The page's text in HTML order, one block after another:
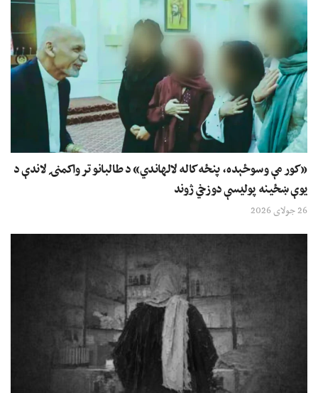
«کور مې وسوځېده، پنځه کاله لالهاندي» د طالبانو تر واکمنۍ لاندې د
یوې ښځینه پولیسې دوزخي ژوند
26 جولای 2026